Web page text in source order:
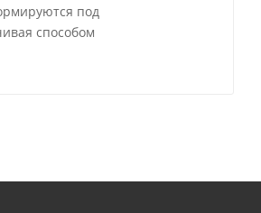
под
способом